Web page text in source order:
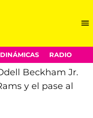
DINÁMICAS RADIO